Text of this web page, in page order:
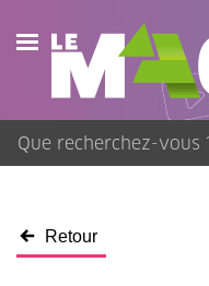
Actualités
Agenda
Retour